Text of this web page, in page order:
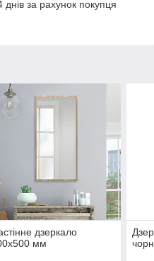
за рахунок покупця
дзеркало
мм